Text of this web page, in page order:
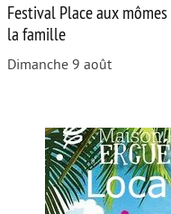
Festival Place aux
la famille
Dimanche 9 août